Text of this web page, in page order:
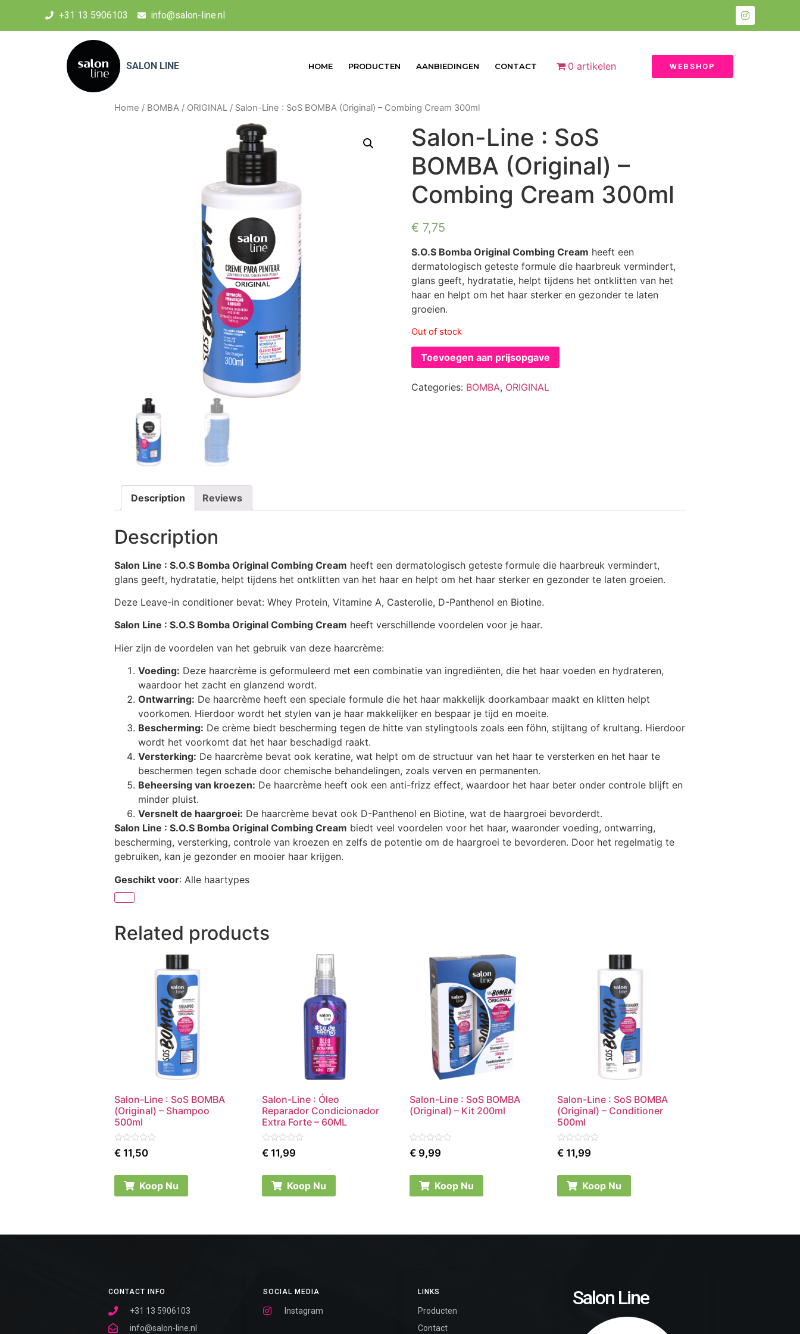
+31 13 5906103 info@salon-line.nl
SALON LINE HOME PRODUCTEN AANBIEDINGEN CONTACT 0 artikelen WEBSHOP
Home / BOMBA / ORIGINAL / Salon-Line : SoS BOMBA (Original) – Combing Cream 300ml
Salon-Line : SoS
BOMBA (Original) –
Combing Cream 300ml
€ 7,75
S.O.S Bomba Original Combing Cream heeft een
dermatologisch geteste formule die haarbreuk vermindert,
glans geeft, hydratatie, helpt tijdens het ontklitten van het
haar en helpt om het haar sterker en gezonder te laten
groeien.
Out of stock
Toevoegen aan prijsopgave
Categories: BOMBA, ORIGINAL
Description Reviews
Description
Salon Line : S.O.S Bomba Original Combing Cream heeft een dermatologisch geteste formule die haarbreuk vermindert,
glans geeft, hydratatie, helpt tijdens het ontklitten van het haar en helpt om het haar sterker en gezonder te laten groeien.
Deze Leave-in conditioner bevat: Whey Protein, Vitamine A, Casterolie, D-Panthenol en Biotine.
Salon Line : S.O.S Bomba Original Combing Cream heeft verschillende voordelen voor je haar.
Hier zijn de voordelen van het gebruik van deze haarcrème:
Voeding: Deze haarcrème is geformuleerd met een combinatie van ingrediënten, die het haar voeden en hydrateren,
waardoor het zacht en glanzend wordt.
Ontwarring: De haarcrème heeft een speciale formule die het haar makkelijk doorkambaar maakt en klitten helpt
voorkomen. Hierdoor wordt het stylen van je haar makkelijker en bespaar je tijd en moeite.
Bescherming: De crème biedt bescherming tegen de hitte van stylingtools zoals een föhn, stijltang of krultang. Hierdoor
wordt het voorkomt dat het haar beschadigd raakt.
Versterking: De haarcrème bevat ook keratine, wat helpt om de structuur van het haar te versterken en het haar te
beschermen tegen schade door chemische behandelingen, zoals verven en permanenten.
Beheersing van kroezen: De haarcrème heeft ook een anti-frizz effect, waardoor het haar beter onder controle blijft en
minder pluist.
Versnelt de haargroei: De haarcrème bevat ook D-Panthenol en Biotine, wat de haargroei bevorderdt.
Salon Line : S.O.S Bomba Original Combing Cream biedt veel voordelen voor het haar, waaronder voeding, ontwarring,
bescherming, versterking, controle van kroezen en zelfs de potentie om de haargroei te bevorderen. Door het regelmatig te
gebruiken, kan je gezonder en mooier haar krijgen.
Geschikt voor: Alle haartypes
Related products
Salon-Line : SoS BOMBA
(Original) – Shampoo
500ml
Rated
0
€ 11,50
Koop Nu
Salon-Line : Óleo
Reparador Condicionador
Extra Forte – 60ML
Rated
0
€ 11,99
Koop Nu
Salon-Line : SoS BOMBA
(Original) – Kit 200ml
Rated
0
€ 9,99
Koop Nu
Salon-Line : SoS BOMBA
(Original) – Conditioner
500ml
Rated
0
€ 11,99
Koop Nu
CONTACT INFO
+31 13 5906103
info@salon-line.nl
SOCIAL MEDIA
Instagram
LINKS
Producten
Contact
Salon Line